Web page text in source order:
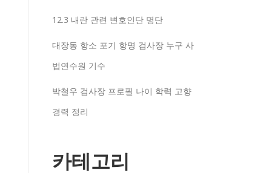
12.3 내란 관련 변호인단 명단
대장동 항소 포기 항명 검사장 누구 사
법연수원 기수
박철우 검사장 프로필 나이 학력 고향
경력 정리
카테고리